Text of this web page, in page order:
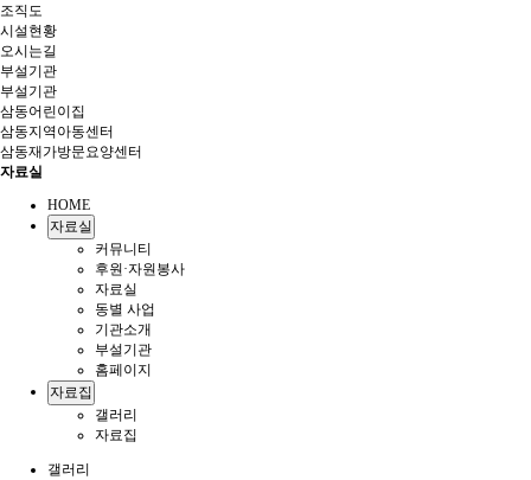
조직도
시설현황
오시는길
부설기관
부설기관
삼동어린이집
삼동지역아동센터
삼동재가방문요양센터
자료실
HOME
자료실
커뮤니티
후원·자원봉사
자료실
동별 사업
기관소개
부설기관
홈페이지
자료집
갤러리
자료집
갤러리